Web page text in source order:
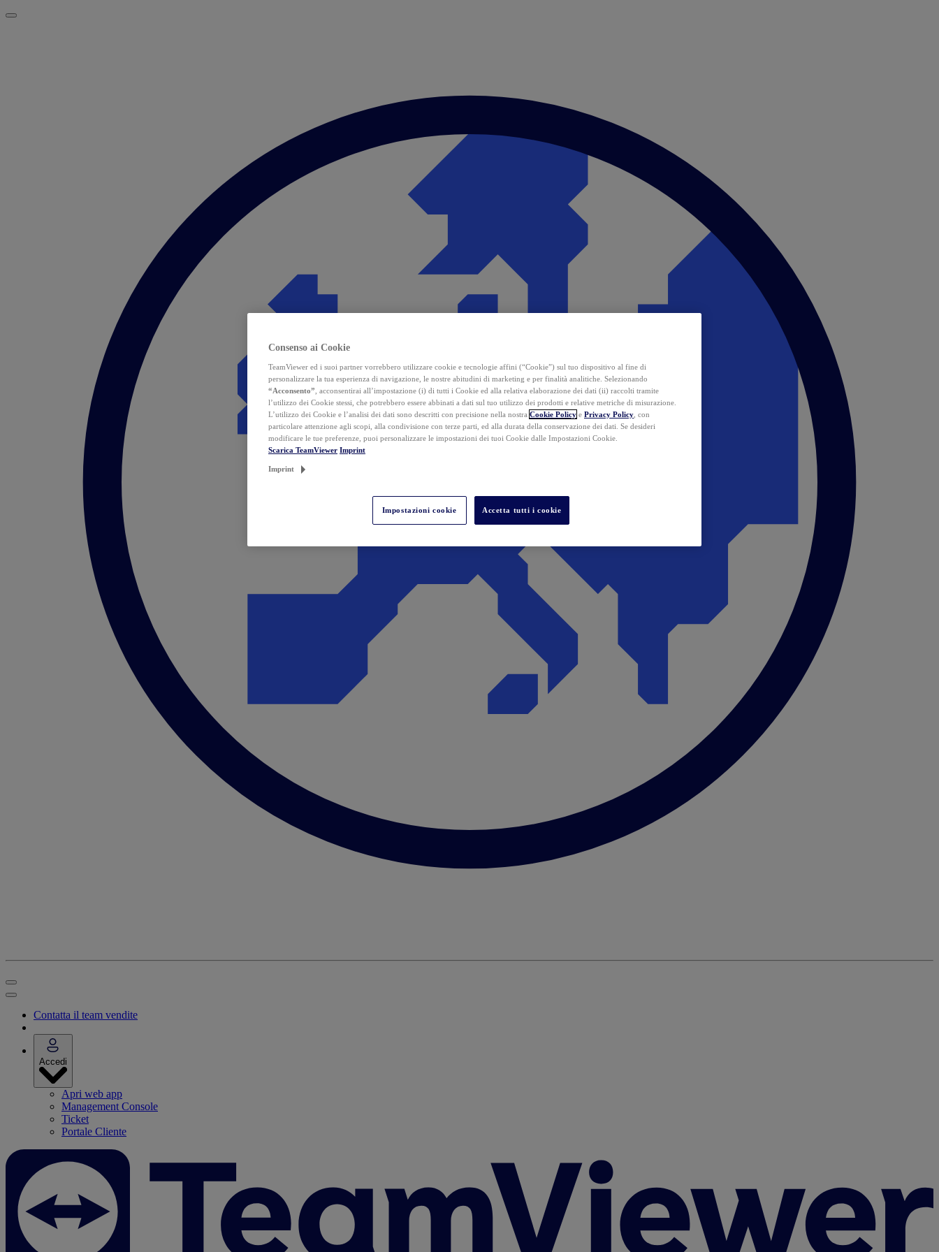
Contatta il team vendite
Accedi
Apri web app
Management Console
Ticket
Portale Cliente
Consenso ai Cookie
TeamViewer ed i suoi partner vorrebbero utilizzare cookie e tecnologie affini (“Cookie”) sul tuo dispositivo al fine di
personalizzare la tua esperienza di navigazione, le nostre abitudini di marketing e per finalità analitiche. Selezionando
“Acconsento” , acconsentirai all’impostazione (i) di tutti i Cookie ed alla relativa elaborazione dei dati (ii) raccolti tramite
l’utilizzo dei Cookie stessi, che potrebbero essere abbinati a dati sul tuo utilizzo dei prodotti e relative metriche di misurazione.
L’utilizzo dei Cookie e l’analisi dei dati sono descritti con precisione nella nostra Cookie Policy e Privacy Policy , con
particolare attenzione agli scopi, alla condivisione con terze parti, ed alla durata della conservazione dei dati. Se desideri
modificare le tue preferenze, puoi personalizzare le impostazioni dei tuoi Cookie dalle Impostazioni Cookie.
Scarica TeamViewer Imprint
Imprint
Impostazioni cookie Accetta tutti i cookie